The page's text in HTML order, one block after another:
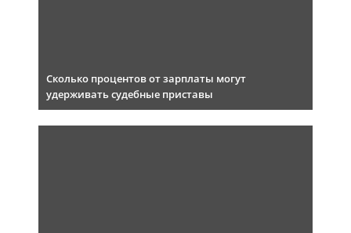
Сколько процентов от зарплаты могут
удерживать судебные приставы